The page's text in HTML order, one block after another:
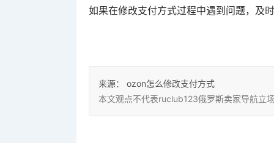
如果在修改支付方式过程中遇到问题，及
来源：
ozon怎么修改支付方式
本文观点不代表ruclub123俄罗斯卖家导航立